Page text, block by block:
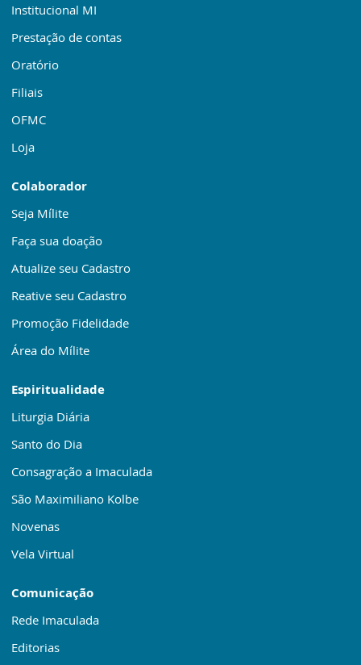
Institucional MI
Prestação de contas
Oratório
Filiais
OFMC
Loja
Colaborador
Seja Mílite
Faça sua doação
Atualize seu Cadastro
Reative seu Cadastro
Promoção Fidelidade
Área do Mílite
Espiritualidade
Liturgia Diária
Santo do Dia
Consagração a Imaculada
São Maximiliano Kolbe
Novenas
Vela Virtual
Comunicação
Rede Imaculada
Editorias